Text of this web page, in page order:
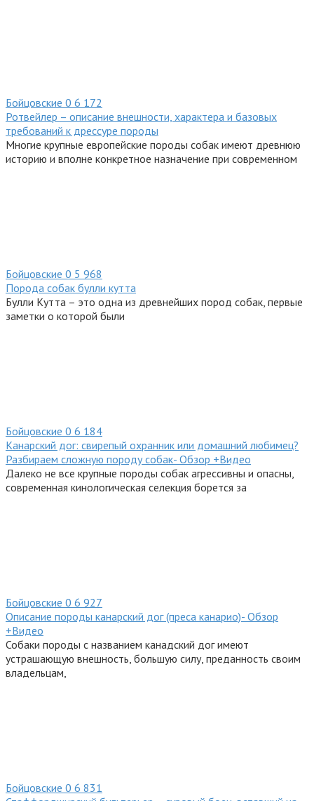
Бойцовские 0 6 172
Ротвейлер – описание внешности, характера и базовых
требований к дрессуре породы
Многие крупные европейские породы собак имеют древнюю
историю и вполне конкретное назначение при современном
Бойцовские 0 5 968
Порода собак булли кутта
Булли Кутта – это одна из древнейших пород собак, первые
заметки о которой были
Бойцовские 0 6 184
Канарский дог: свирепый охранник или домашний любимец?
Разбираем сложную породу собак- Обзор +Видео
Далеко не все крупные породы собак агрессивны и опасны,
современная кинологическая селекция борется за
Бойцовские 0 6 927
Описание породы канарский дог (преса канарио)- Обзор
+Видео
Собаки породы с названием канадский дог имеют
устрашающую внешность, большую силу, преданность своим
владельцам,
Бойцовские 0 6 831